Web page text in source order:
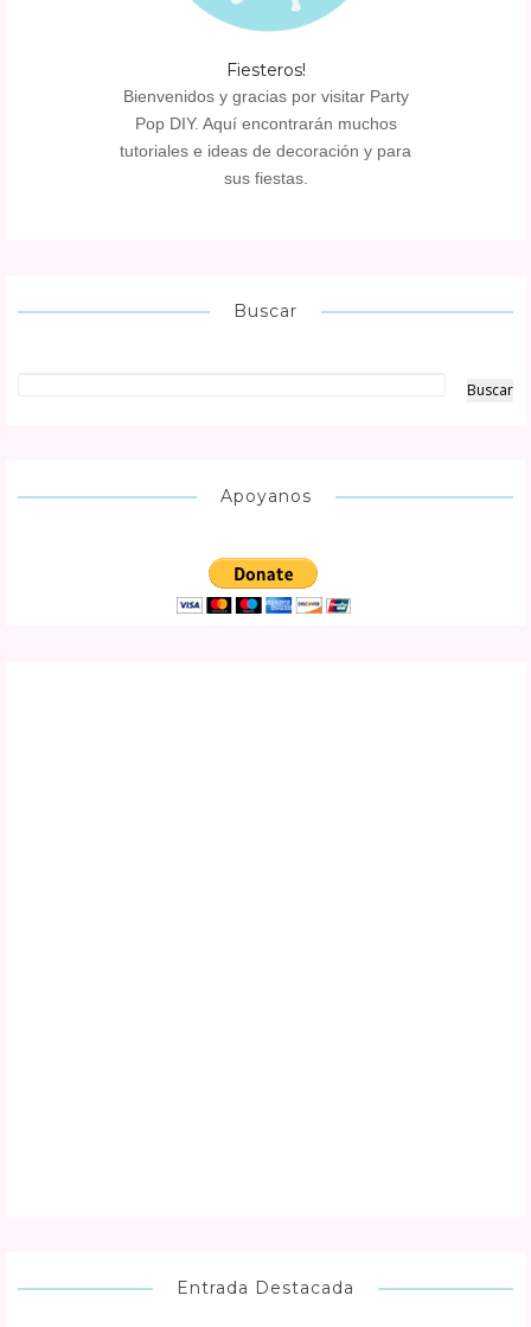
Fiesteros!
Bienvenidos y gracias por visitar Party
Pop DIY. Aquí encontrarán muchos
tutoriales e ideas de decoración y para
sus fiestas.
Buscar
Apoyanos
Entrada Destacada